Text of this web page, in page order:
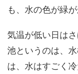
も、水の色が緑
気温が低い日は
池というのは、
は、水はすごく冷